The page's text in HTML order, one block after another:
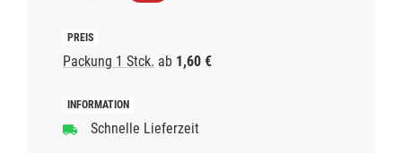
Packung 1 Stck. ab 1,60 €
Schnelle Lieferzeit